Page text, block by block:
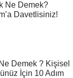
Ne Demek?
Davetlisiniz!
Demek ? Kişisel
İçin 10 Adım